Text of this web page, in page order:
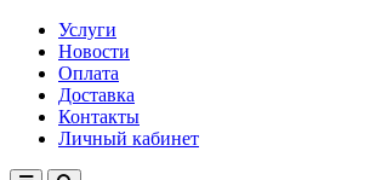
Услуги
Новости
Оплата
Доставка
Контакты
Личный кабинет